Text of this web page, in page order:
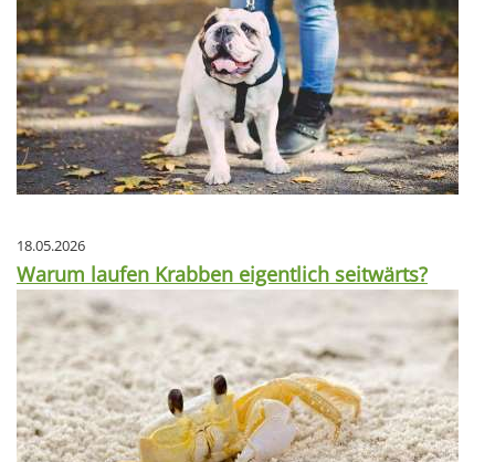
18.05.2026
Warum laufen Krabben eigentlich seitwärts?